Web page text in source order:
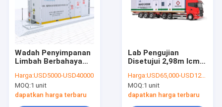
Rumah
Produk
Tentang kami
Kontrol kualitas
Wadah Penyimpanan
Limbah Berbahaya
40/20 Kaki
Harga:USD5000-USD40000
MOQ:1 unit
dapatkan harga terbaru
Lab Pengujian
Disetujui 2,98m Icmr,
COVID-19
Harga:USD65,000-USD120,000
MOQ:1 unit
dapatkan harga terbaru